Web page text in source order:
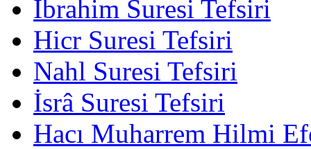
İbrahim Suresi Tefsiri
Hicr Suresi Tefsiri
Nahl Suresi Tefsiri
İsrâ Suresi Tefsiri
Hacı Muharrem Hilmi